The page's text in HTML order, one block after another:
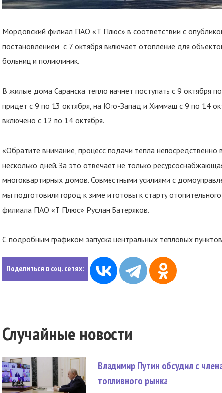
Мордовский филиал ПАО «Т Плюс» в соответствии с
постановлением с 7 октября включает отопление для
больниц и поликлиник.
В жилые дома Саранска тепло начнет поступать с 9 октября
придет с 9 по 13 октября, на Юго-Запад и Химмаш с 9 по 14
включено с 12 по 14 октября.
«Обратите внимание, процесс подачи тепла
несколько дней. За это отвечает не только
многоквартирных домов. Совместными усилиями с
мы подготовили город к зиме и готовы к старту
филиала ПАО «Т Плюс» Руслан Батеряков.
С подробным графиком запуска центральных тепловых
Поделиться в соц. сетях:
Случайные новости
Владимир Путин обсудил с
топливного рынка